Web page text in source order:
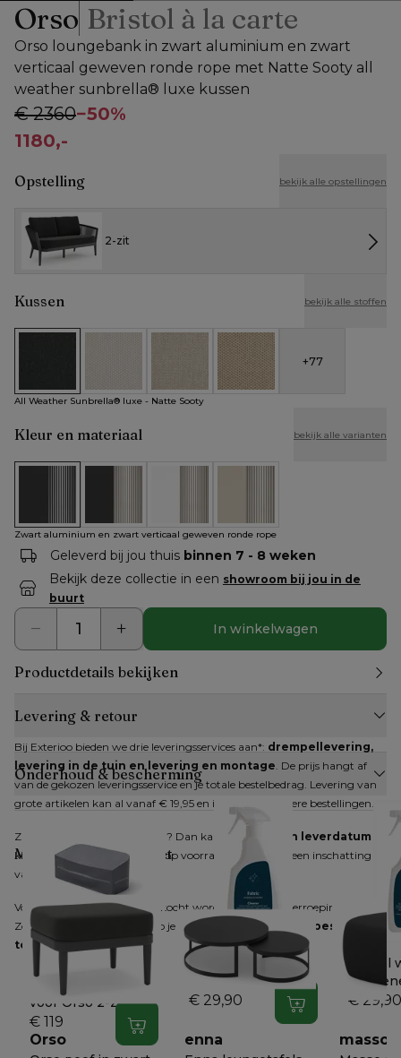
Orso Bristol à la carte
Orso loungebank in zwart aluminium en zwart
verticaal geweven ronde rope met Natte Sooty all
weather sunbrella® luxe kussen
€ 2360−50%
1180,-
Opstelling bekijk alle opstellingen
2-zit
Kussen bekijk alle stoffen
All Weather Sunbrella® luxe - Natte Sooty
All Weather Cosytica - Althea Off White
All Weather Cosytica - Althea Chalk
All Weather Cosytica - Althea
+77
All Weather Sunbrella® luxe - Natte Sooty
Kleur en materiaal bekijk alle varianten
Zwart aluminium en zwart verticaal geweven ronde rope
Geleverd bij jou thuis binnen 7 - 8 weken
Bekijk deze collectie in een showroom bij jou in de
buurt
In winkelwagen
Productdetails bekijken
Levering & retour
Bij Exterioo bieden we drie leveringsservices aan*: drempellevering,
levering in de tuin en levering en montage. De prijs hangt af
van de gekozen leveringsservice en je totale bestelbedrag. Levering van
grote artikelen kan al vanaf € 19,95 en is gratis bij grotere bestellingen.
Zijn alle artikelen op voorraad? Dan kan je
direct een leverdatum
kiezen. Zijn niet alle artikelen op voorraad, dan krijg je een inschatting
van de verwachte levertijd.
Voor producten die online gekocht worden, geldt het herroepingsrecht.
Zodra je dit hebt gemeld, heb je 14 dagen de tijd om je bestelling
terug te sturen.
Onderhoud & bescherming
Orso
Beschermhoes
voor Orso 2-zit - B
151 x D 82 x H 68
cm
In winkelwagen
€ 119
Bristol textiel
reiniger
In winkelwagen
€ 29,90
Bristol
€ 29,90
Maak je look compleet
Orso enna masso